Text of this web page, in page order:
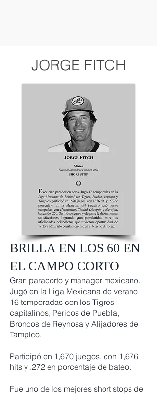
JORGE FITCH
BRILLA EN LOS 60 EN
EL CAMPO CORTO
Gran paracorto y manager mexicano.
Jugó en la Liga Mexicana de verano
16 temporadas con los Tigres
capitalinos, Pericos de Puebla,
Broncos de Reynosa y Alijadores de
Tampico.
Participó en 1,670 juegos, con 1,676
hits y .272 en porcentaje de bateo.
Fue uno de los mejores short stops de